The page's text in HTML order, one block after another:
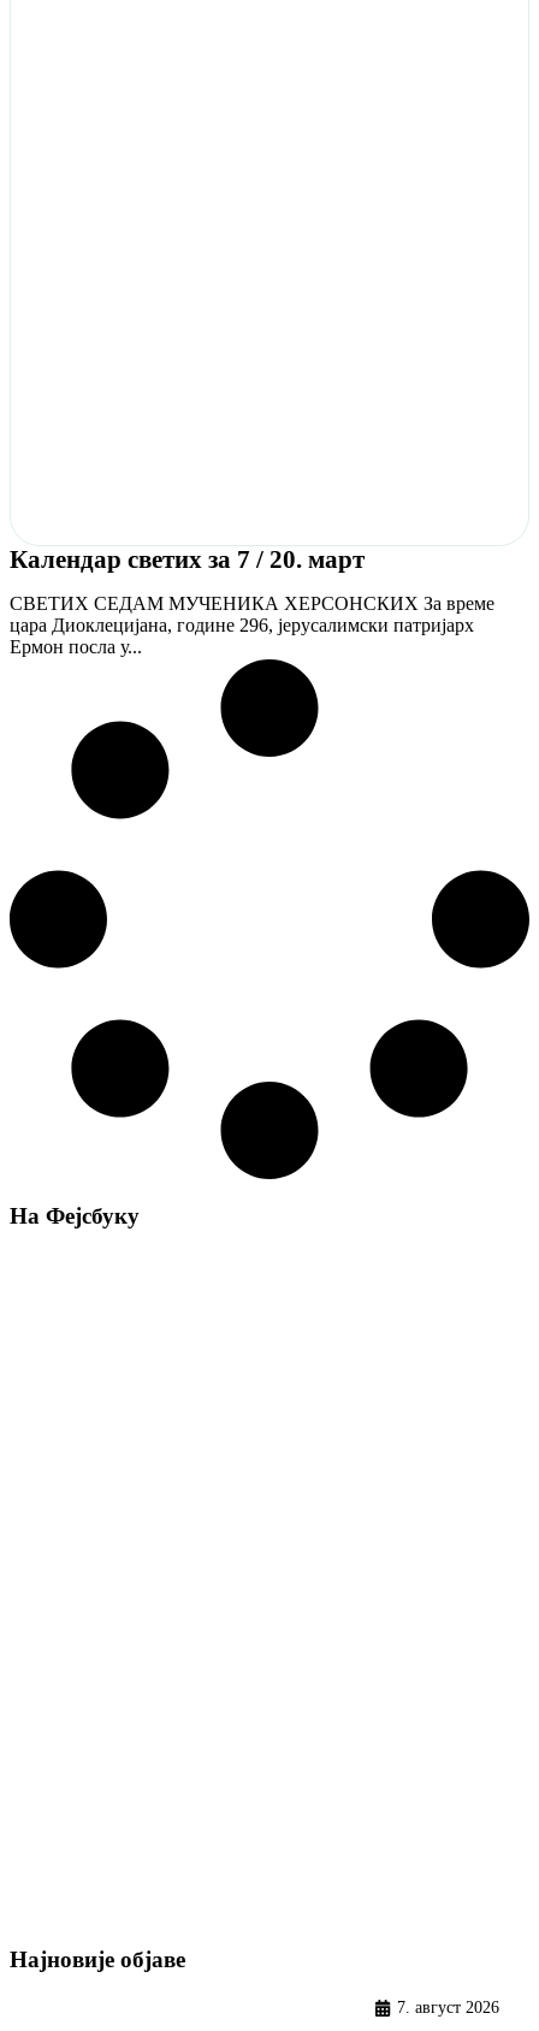
Календар светих за 7 / 20. март
СВЕТИХ СЕДАМ МУЧЕНИКА ХЕРСОНСКИХ За време
цара Диоклецијана, године 296, јерусалимски патријарх
Ермон посла у...
На Фејсбуку
Најновије објаве
7. август 2026